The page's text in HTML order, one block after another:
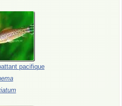
pacifique